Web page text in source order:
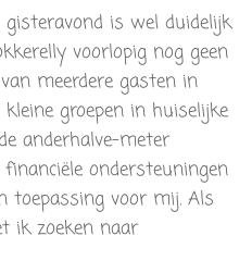
is wel duidelijk
voorlopig nog geen
meerdere gasten in
groepen in huiselijke
anderhalve-meter
ondersteuningen
toepassing voor mij. Als
ik zoeken naar